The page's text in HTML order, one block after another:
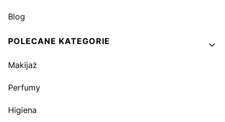
Blog
POLECANE KATEGORIE
Makijaż
Perfumy
Higiena